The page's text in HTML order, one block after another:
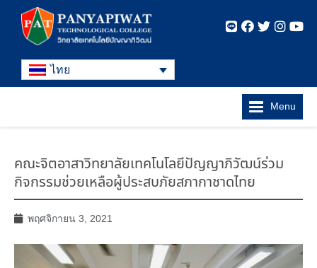
ไทย
Menu
คณะจิตอาสาวิทยาลัยเทคโนโลยีปัญญาภิวัฒน์ร่วม
กิจกรรมช่วยเหลือผู้ประสบภัยสภากาชาดไทย
พฤศจิกายน 3, 2021